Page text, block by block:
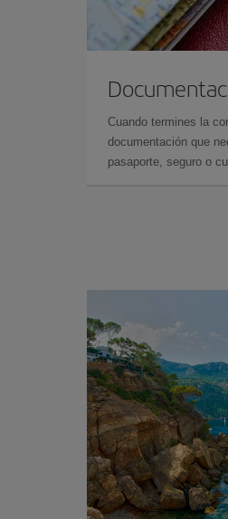
Cuando termines la
documentación que
pasaporte, seguro o